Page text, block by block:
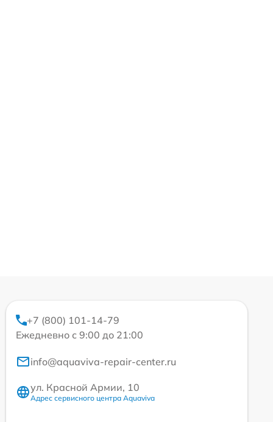
+7 (800) 101-14-79
Ежедневно с 9:00 до 21:00
info@aquaviva-repair-center.ru
ул. Красной Армии, 10
Адрес сервисного центра Aquaviva